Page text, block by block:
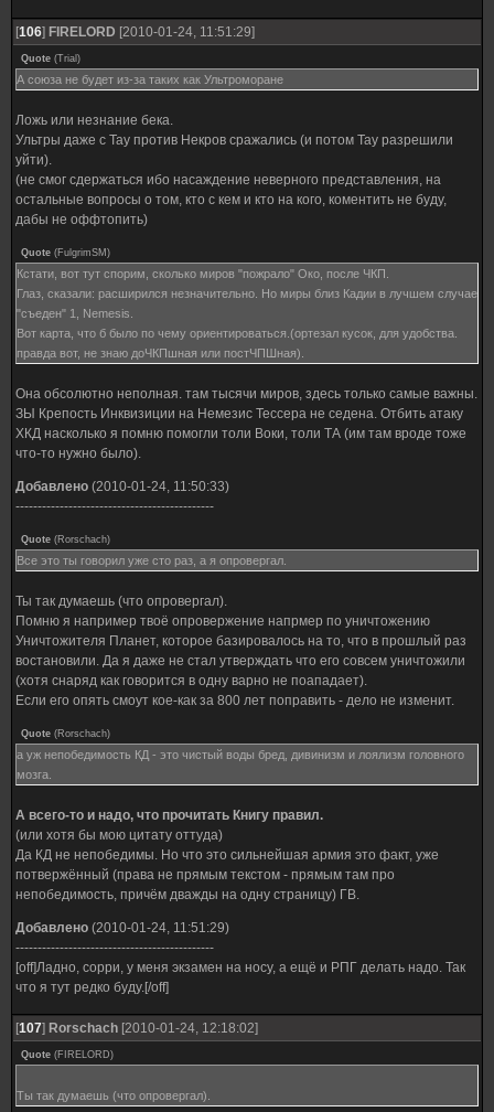
[106] FIRELORD [2010-01-24, 11:51:29]
Quote (Trial )
А союза не будет из-за таких как Ультроморане
Ложь или незнание бека.
Ультры даже с Тау против Некров сражались (и потом Тау разрешили
уйти).
(не смог сдержаться ибо насаждение неверного представления, на
остальные вопросы о том, кто с кем и кто на кого, коментить не буду,
дабы не оффтопить)
Quote (FulgrimSM )
Кстати, вот тут спорим, сколько миров "пожрало" Око, после ЧКП.
Глаз, сказали: расширился незначительно. Но миры близ Кадии в лучшем случае
"съеден" 1, Nemesis.
Вот карта, что б было по чему ориентироваться.(ортезал кусок, для удобства.
правда вот, не знаю доЧКПшная или постЧПШная).
Она обсолютно неполная. там тысячи миров, здесь только самые важны.
ЗЫ Крепость Инквизиции на Немезис Тессера не седена. Отбить атаку
ХКД насколько я помню помогли толи Воки, толи ТА (им там вроде тоже
что-то нужно было).
Добавлено (2010-01-24, 11:50:33)
---------------------------------------------
Quote (Rorschach)
Все это ты говорил уже сто раз, а я опровергал.
Ты так думаешь (что опровергал).
Помню я например твоё опровержение напрмер по уничтожению
Уничтожителя Планет, которое базировалось на то, что в прошлый раз
востановили. Да я даже не стал утверждать что его совсем уничтожили
(хотя снаряд как говорится в одну варно не поападает).
Если его опять смоут кое-как за 800 лет поправить - дело не изменит.
Quote (Rorschach)
а уж непобедимость КД - это чистый воды бред, дивинизм и лоялизм головного
мозга.
А всего-то и надо, что прочитать Книгу правил.
(или хотя бы мою цитату оттуда)
Да КД не непобедимы. Но что это сильнейшая армия это факт, уже
потвержённый (права не прямым текстом - прямым там про
непобедимость, причём дважды на одну страницу) ГВ.
Добавлено (2010-01-24, 11:51:29)
---------------------------------------------
[off]Ладно, сорри, у меня экзамен на носу, а ещё и РПГ делать надо. Так
что я тут редко буду.[/off]
[107] Rorschach [2010-01-24, 12:18:02]
Quote (FIRELORD)
Ты так думаешь (что опровергал).